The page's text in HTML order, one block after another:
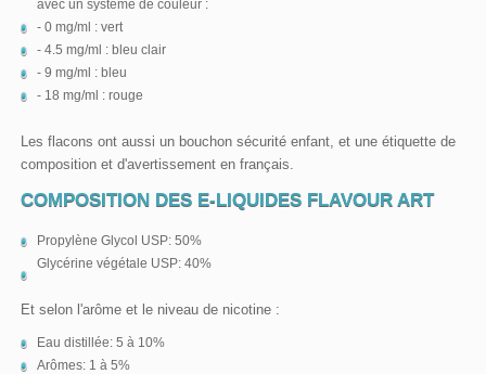
avec un système de couleur :
- 0 mg/ml : vert
- 4.5 mg/ml : bleu clair
- 9 mg/ml : bleu
- 18 mg/ml : rouge
Les flacons ont aussi un bouchon sécurité enfant, et une étiquette de
composition et d'avertissement en français.
COMPOSITION DES E-LIQUIDES FLAVOUR ART
Propylène Glycol USP: 50%
Glycérine végétale USP: 40%
Et selon l'arôme et le niveau de nicotine :
Eau distillée: 5 à 10%
Arômes: 1 à 5%